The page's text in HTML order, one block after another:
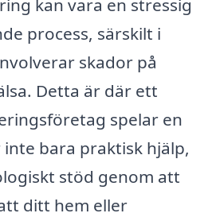
kan vara en stressig
process, särskilt i
skador på
Detta är där ett
spelar en
bara praktisk hjälp,
stöd genom att
ditt hem eller